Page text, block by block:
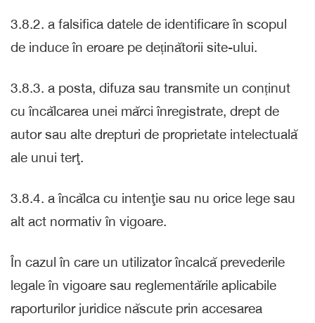
3.8.2. a falsifica datele de identificare în scopul
de induce în eroare pe deținătorii site-ului.
3.8.3. a posta, difuza sau transmite un conținut
cu încălcarea unei mărci înregistrate, drept de
autor sau alte drepturi de proprietate intelectuală
ale unui terţ.
3.8.4. a încălca cu intenţie sau nu orice lege sau
alt act normativ în vigoare.
În cazul în care un utilizator încalcă prevederile
legale în vigoare sau reglementările aplicabile
raporturilor juridice născute prin accesarea